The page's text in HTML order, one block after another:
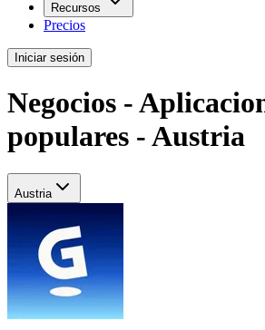
Recursos
Precios
Iniciar sesión
Negocios -
populares - Austria
Austria